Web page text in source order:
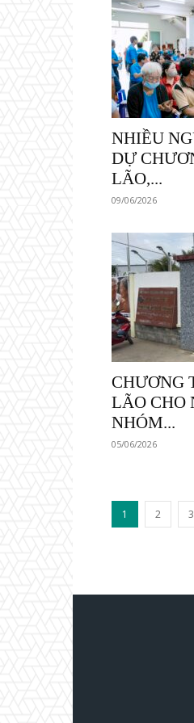
NHIỀU
DỰ
LÃO,...
09/06/2026
CHƯƠNG
LÃO CHO
NHÓM...
05/06/2026
1 2 3